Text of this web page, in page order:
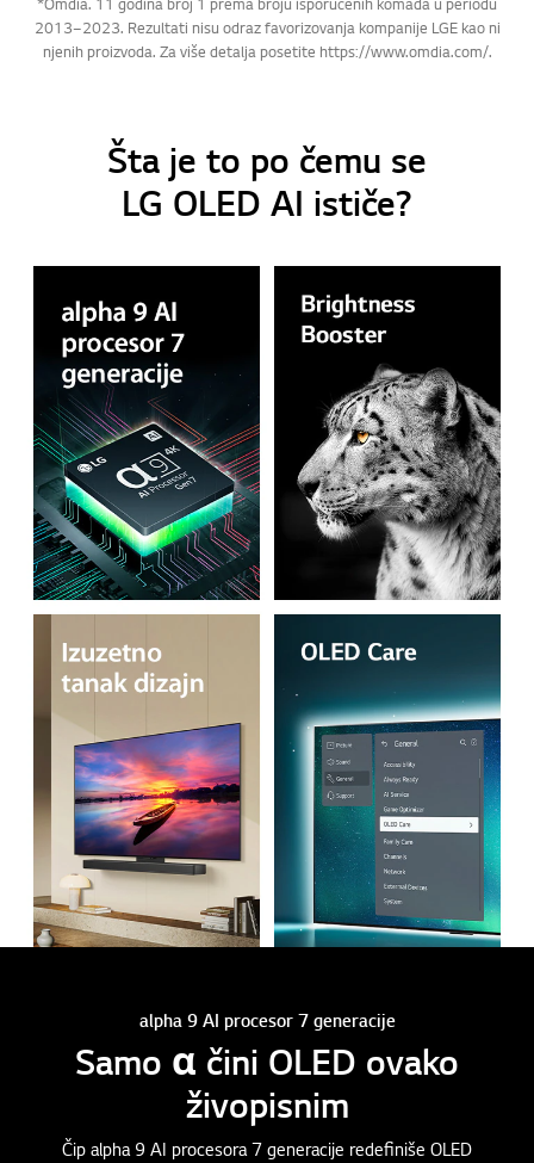
2013–2023. Rezultati nisu odraz favorizovanja kompanije LGE kao ni
njenih proizvoda. Za više detalja posetite https://www.omdia.com/.
Šta je to po čemu se
LG OLED AI ističe?
alpha 9 AI procesor 7 generacije
Samo α čini OLED ovako
živopisnim
Čip alpha 9 AI procesora 7 generacije redefiniše OLED